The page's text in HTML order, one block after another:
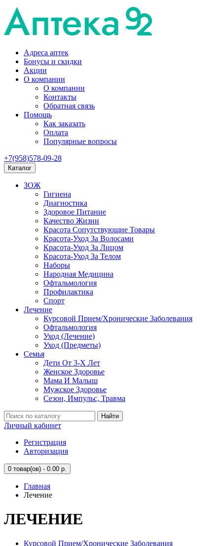
Адреса аптек
Бонусы и скидки
Акции
О компании
О компании
Контакты
Обратная связь
Помощь
Как заказать
Оплата
Популярные вопросы
+7(958)578-09-28
Каталог
ЗОЖ
Гигиена
Диагностика
Здоровое Питание
Качество Жизни
Красота Сопутствующие Товары
Красота-Уход За Волосами
Красота-Уход За Лицом
Красота-Уход За Телом
Наборы
Народная Медицина
Офтальмология
Профилактика
Спорт
Лечение
Курсовой Прием/Хронические Заболевания
Офтальмология
Уход (Лечение)
Уход (Предметы)
Семья
Дети От 3-Х Лет
Женское Здоровье
Мама И Малыш
Мужское Здоровье
Сезон, Импульс, Травма
Найти
Личный кабинет
Регистрация
Авторизация
0 товар(ов) - 0.00 р.
Главная
Лечение
ЛЕЧЕНИЕ
Курсовой Прием/Хронические Заболевания